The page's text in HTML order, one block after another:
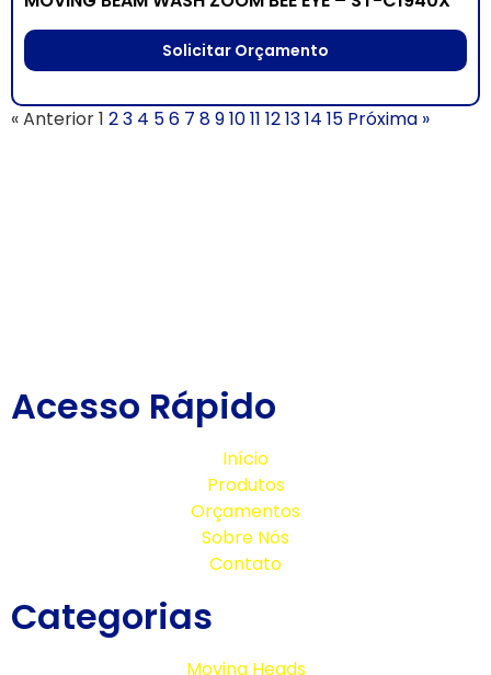
Solicitar Orçamento
« Anterior1 23 4 56 7 891011 121314 15 Próxima »
Acesso Rápido
Início
Produtos
Orçamentos
Sobre Nós
Contato
Categorias
Moving Heads